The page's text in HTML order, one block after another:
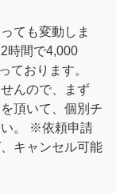
ても変動しま
時間で4,000
ております。
んので、まず
頂いて、個別チ
い。 ※依頼申請
キャンセル可能